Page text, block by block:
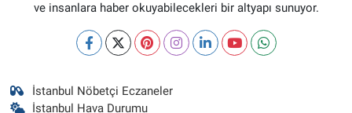
ve insanlara haber okuyabilecekleri bir altyapı sunuyor.
İstanbul Nöbetçi Eczaneler
İstanbul Hava Durumu